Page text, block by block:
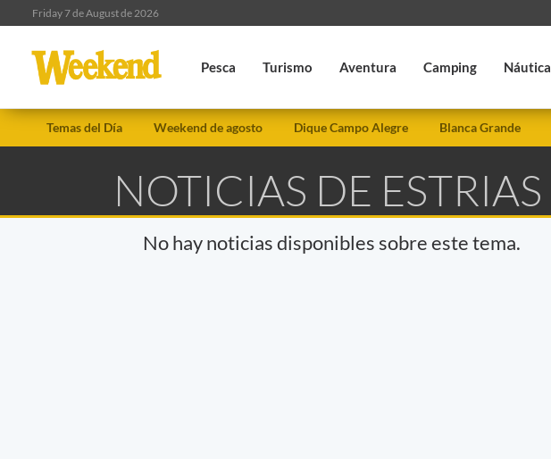
Friday 7 de August de 2026
Pesca Turismo Aventura Camping Náutica
Temas del Día Weekend de agosto Dique Campo Alegre Blanca Grande
NOTICIAS DE ESTRIAS
No hay noticias disponibles sobre este tema.